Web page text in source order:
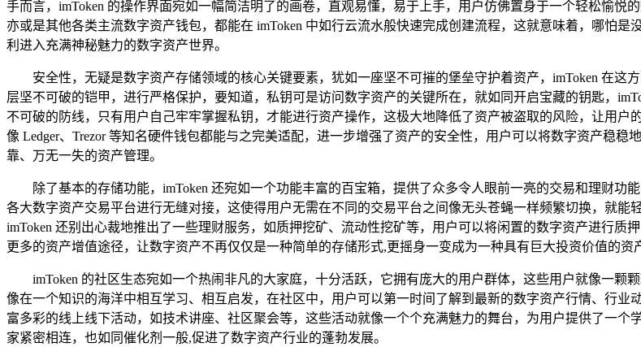
手而言，imToken 的操作界面宛如一幅简洁明了的画卷，直观易懂，易于上手，用户仿佛置身于一个轻松愉悦
亦或是其他各类主流数字资产钱包，都能在 imToken 中如行云流水般快速完成创建流程，这就意味着，哪怕
利进入充满神秘魅力的数字资产世界。
安全性，无疑是数字资产存储领域的核心关键要素，犹如一座坚不可摧的堡垒守护着资产，imToken 在
层坚不可破的铠甲，进行严格保护，要知道，私钥可是访问数字资产的关键所在，就如同开启宝藏的钥匙，
不可破的防线，只有用户自己牢牢掌握私钥，才能进行资产操作，这极大地降低了资产被盗取的风险，让用户
像 Ledger、Trezor 等知名硬件钱包都能与之完美适配，进一步增强了资产的安全性，用户可以将数字资产稳
靠、万无一失的资产管理。
除了基本的存储功能，imToken 还宛如一个功能丰富的百宝箱，提供了众多令人眼前一亮的交易和理财功
各大数字资产交易平台进行无缝对接，这使得用户无需在不同的交易平台之间像无头苍蝇一样频繁切换，就能
imToken 还别出心裁地推出了一些理财服务，如质押挖矿、流动性挖矿等，用户可以将闲置的数字资产进行
更多的资产增值途径，让数字资产不再仅仅是一种简单的存储形式,更摇身一变成为一种具有巨大投资价值的资
imToken 的社区生态宛如一个热闹非凡的大家庭，十分活跃，它拥有庞大的用户群体，这些用户就像一
像在一个知识的海洋中相互学习、相互启发，在社区中，用户可以第一时间了解到最新的数字资产行情、行
富多彩的线上线下活动，如技术讲座、社区聚会等，这些活动就像一个个充满魅力的舞台，为用户提供了一
家紧密相连，也如同催化剂一般,促进了数字资产行业的蓬勃发展。